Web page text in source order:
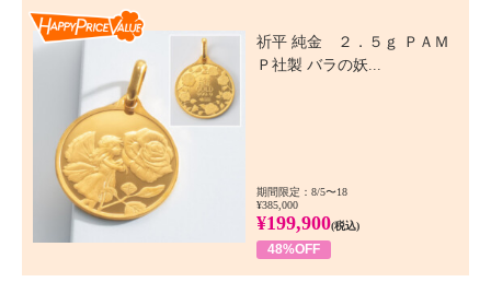
祈平 純金 ２．５ｇ ＰＡＭ
Ｐ社製 バラの妖...
期間限定：8/5〜18
¥385,000
¥199,900(税込)
48%OFF